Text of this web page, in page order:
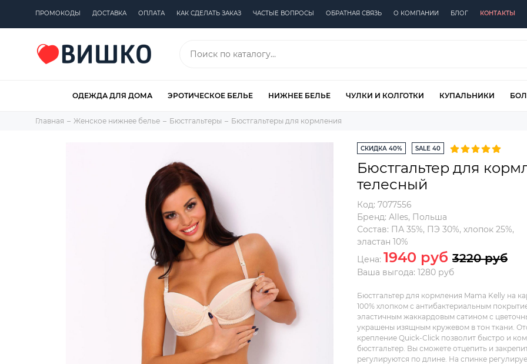
ПРОМОКОДЫ ДОСТАВКА ОПЛАТА КАК СДЕЛАТЬ ЗАКАЗ ЧАСТЫЕ ВОПРОСЫ ОБРАТНАЯ СВЯЗЬ О КОМПАНИИ БЛОГ КОНТАКТЫ
ОДЕЖДА ДЛЯ ДОМА ЭРОТИЧЕСКОЕ БЕЛЬЕ НИЖНЕЕ БЕЛЬЕ ЧУЛКИ И КОЛГОТКИ КУПАЛЬНИКИ
Главная Женское нижнее белье Бюстгальтеры Бюстгальтеры для кормления
СКИДКА 40% SALE 40
Бюстгальтер для
телесный
Код: 7077556
Бренд: Alles, Польша
Состав: ПА 35%, ПЭ 30%, хлопок 25%,
эластан 10%
Цена: 1940 руб 3220 руб
Ваша выгода: 1280 руб
Бюстгальтер для кормления Mama Kelly на
100% хлопком с антибактериальным
эластичным жаккардовым сатином с
украшены изящным кружевом в тон ткани.
крепление Quick-Click позволит быстро и
бюстгальтер. Вы сможете отцепить и
регулируются по длине. На спинке